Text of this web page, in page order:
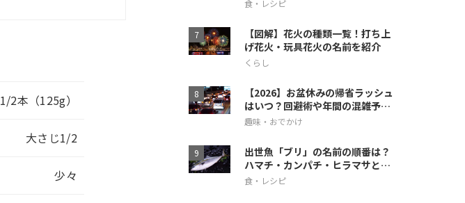
1/2本（125g）
大さじ1/2
少々
食・レシピ
【図解】花火の種類一覧！打ち上
げ花火・玩具花火の名前を紹介
くらし
【2026】お盆休みの帰省ラッシュ
はいつ？回避術や年間の混雑予想
も
趣味・おでかけ
出世魚「ブリ」の名前の順番は？
ハマチ・カンパチ・ヒラマサとの
違いも解説
食・レシピ